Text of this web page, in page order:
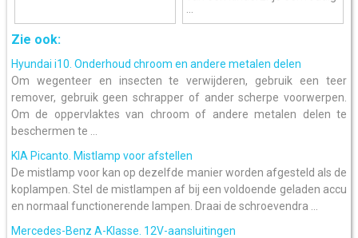
...
Zie ook:
Hyundai i10. Onderhoud chroom en andere metalen delen
Om wegenteer en insecten te verwijderen, gebruik een teer
remover, gebruik geen schrapper of ander scherpe voorwerpen.
Om de oppervlaktes van chroom of andere metalen delen te
beschermen te ...
KIA Picanto. Mistlamp voor afstellen
De mistlamp voor kan op dezelfde manier worden afgesteld als de
koplampen. Stel de mistlampen af bij een voldoende geladen accu
en normaal functionerende lampen. Draai de schroevendra ...
Mercedes-Benz A-Klasse. 12V-aansluitingen